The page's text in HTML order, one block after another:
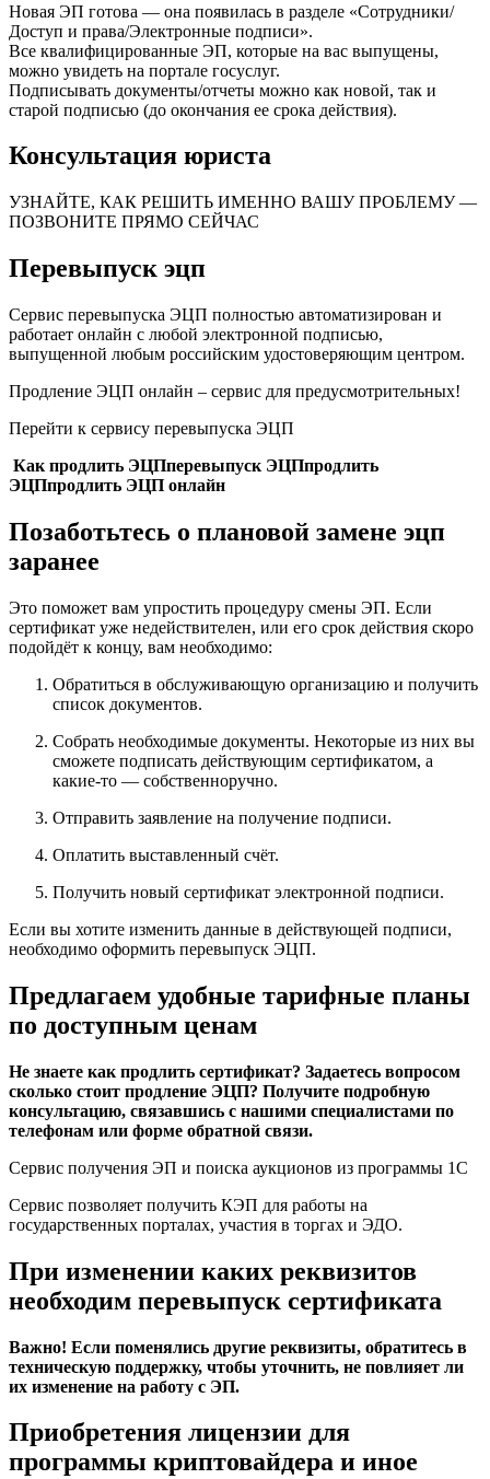
Новая ЭП готова — она появилась в разделе «Сотрудники/
Доступ и права/Электронные подписи».
Все квалифицированные ЭП, которые на вас выпущены,
можно увидеть на портале госуслуг.
Подписывать документы/отчеты можно как новой, так и
старой подписью (до окончания ее срока действия).
Консультация юриста
УЗНАЙТЕ, КАК РЕШИТЬ ИМЕННО ВАШУ ПРОБЛЕМУ —
ПОЗВОНИТЕ ПРЯМО СЕЙЧАС
Перевыпуск эцп
Сервис перевыпуска ЭЦП полностью автоматизирован и
работает онлайн с любой электронной подписью,
выпущенной любым российским удостоверяющим центром.
Продление ЭЦП онлайн – сервис для предусмотрительных!
Перейти к сервису перевыпуска ЭЦП
Как продлить ЭЦПперевыпуск ЭЦПпродлить
ЭЦПпродлить ЭЦП онлайн
Позаботьтесь о плановой замене эцп
заранее
Это поможет вам упростить процедуру смены ЭП. Если
сертификат уже недействителен, или его срок действия скоро
подойдёт к концу, вам необходимо:
Обратиться в обслуживающую организацию и получить
список документов.
Собрать необходимые документы. Некоторые из них вы
сможете подписать действующим сертификатом, а
какие-то — собственноручно.
Отправить заявление на получение подписи.
Оплатить выставленный счёт.
Получить новый сертификат электронной подписи.
Если вы хотите изменить данные в действующей подписи,
необходимо оформить перевыпуск ЭЦП.
Предлагаем удобные тарифные планы
по доступным ценам
Не знаете как продлить сертификат? Задаетесь вопросом
сколько стоит продление ЭЦП? Получите подробную
консультацию, связавшись с нашими специалистами по
телефонам или форме обратной связи.
Сервис получения ЭП и поиска аукционов из программы 1С
Сервис позволяет получить КЭП для работы на
государственных порталах, участия в торгах и ЭДО.
При изменении каких реквизитов
необходим перевыпуск сертификата
Важно! Если поменялись другие реквизиты, обратитесь в
техническую поддержку, чтобы уточнить, не повлияет ли
их изменение на работу с ЭП.
Приобретения лицензии для
программы криптовайдера и иное